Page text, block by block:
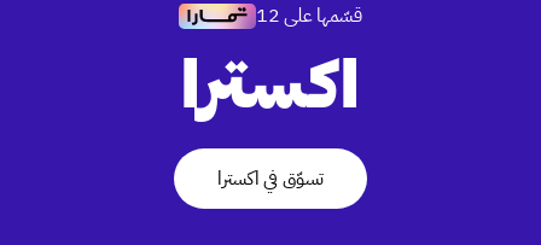
قسّمها على 12
اكسترا
تسوّق في اكسترا